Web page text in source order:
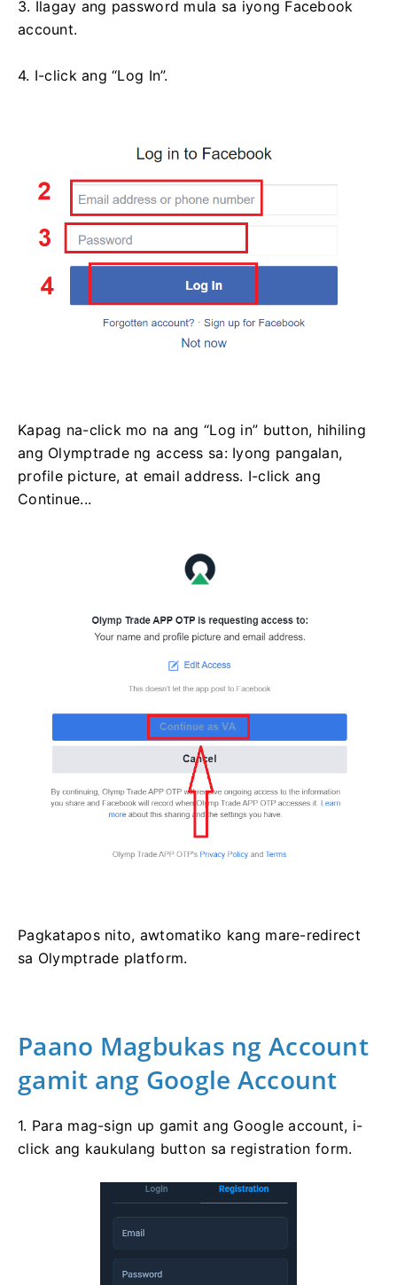
3. Ilagay ang password mula sa iyong Facebook
account.
4. I-click ang “Log In”.
Kapag na-click mo na ang “Log in” button, hihiling
ang Olymptrade ng access sa: Iyong pangalan,
profile picture, at email address. I-click ang
Continue...
Pagkatapos nito, awtomatiko kang mare-redirect
sa Olymptrade platform.
Paano Magbukas ng Account
gamit ang Google Account
1. Para mag-sign up gamit ang Google account, i-
click ang kaukulang button sa registration form.